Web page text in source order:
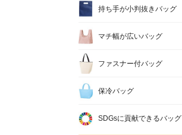
持ち手が小判抜きバッグ
マチ幅が広いバッグ
ファスナー付バッグ
保冷バッグ
SDGsに貢献できるバッグ